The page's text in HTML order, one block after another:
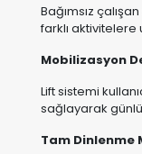
Lift sistemi
sağlayarak
Tam Dinlenme
180 dereceye
sayesinde